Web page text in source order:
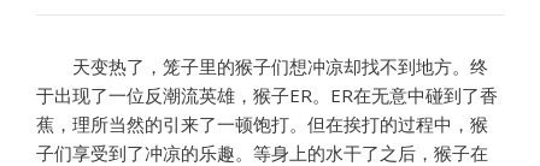
天变热了，笼子里的猴子们想冲凉却找不到地方。终
于出现了一位反潮流英雄，猴子ER。ER在无意中碰到了香
蕉，理所当然的引来了一顿饱打。但在挨打的过程中，猴
子们享受到了冲凉的乐趣。等身上的水干了之后，猴子在